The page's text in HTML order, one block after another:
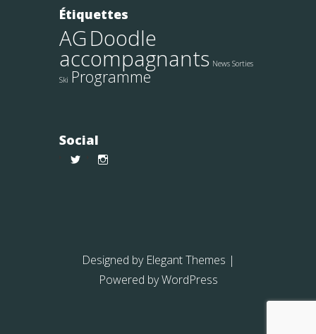
Étiquettes
AGDoodle
accompagnants News Sorties
Ski Programme
Social
Voir
Designed by Elegant Themes |
Powered byWordPress